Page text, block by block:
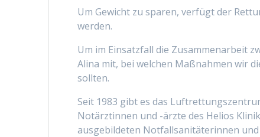
Um Gewicht zu sparen, verfügt der
werden.
Um im Einsatzfall die Zusammenarbeit
Alina mit, bei welchen Maßnahmen wir
sollten.
Seit 1983 gibt es das
Notärztinnen und -ärzte des Helios
ausgebildeten Notfallsanitäterinnen und